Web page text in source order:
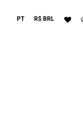
PT R$ BRL